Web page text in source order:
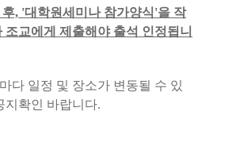
, '대학원세미나 참가양식'을 작
조교에게 제출해야 출석 인정됩니
다 일정 및 장소가 변동될 수 있
지확인 바랍니다.